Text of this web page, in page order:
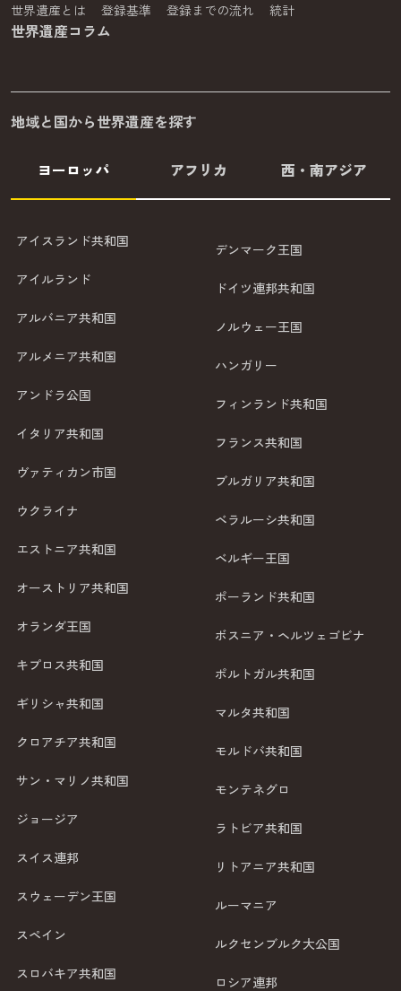
世界遺産とは 登録基準 登録までの流れ 統計
世界遺産コラム
地域と国から世界遺産を探す
ヨーロッパ アフリカ 西・南アジア
アイスランド共和国
アイルランド
アルバニア共和国
アルメニア共和国
アンドラ公国
イタリア共和国
ヴァティカン市国
ウクライナ
エストニア共和国
オーストリア共和国
オランダ王国
キプロス共和国
ギリシャ共和国
クロアチア共和国
サン・マリノ共和国
ジョージア
スイス連邦
スウェーデン王国
スペイン
スロバキア共和国
デンマーク王国
ドイツ連邦共和国
ノルウェー王国
ハンガリー
フィンランド共和国
フランス共和国
ブルガリア共和国
ベラルーシ共和国
ベルギー王国
ポーランド共和国
ボスニア・ヘルツェゴビナ
ポルトガル共和国
マルタ共和国
モルドバ共和国
モンテネグロ
ラトビア共和国
リトアニア共和国
ルーマニア
ルクセンブルク大公国
ロシア連邦